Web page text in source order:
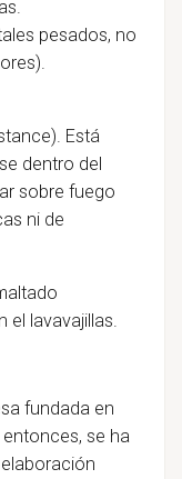
pesados, no
Está
dentro del
sobre fuego
ni de
el lavavajillas.
fundada en
entonces, se ha